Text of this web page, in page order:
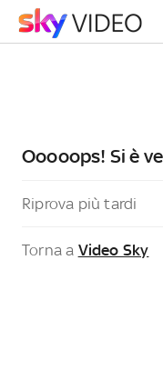
Ooooops! Si è
Riprova più tardi
Torna a Video Sky